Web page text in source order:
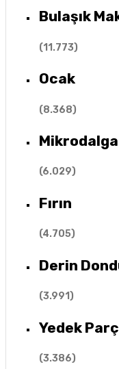
Bulaşık
(11.773)
Ocak
(8.368)
Mikrodalga
(6.029)
Fırın
(4.705)
Derin
(3.991)
Yedek
(3.386)